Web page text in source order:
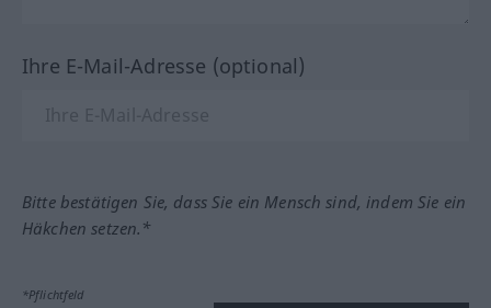
Ihre E-Mail-Adresse (optional)
Bitte bestätigen Sie, dass Sie ein Mensch sind, indem Sie ein
Häkchen setzen.*
*Pflichtfeld